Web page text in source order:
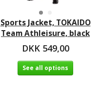
Sports Jacket, TOKAIDO
Team Athleisure, black
DKK 549,00
See all options